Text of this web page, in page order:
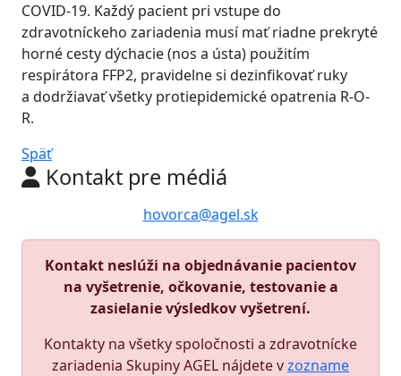
COVID-19. Každý pacient pri vstupe do
zdravotníckeho zariadenia musí mať riadne prekryté
horné cesty dýchacie (nos a ústa) použitím
respirátora FFP2, pravidelne si dezinfikovať ruky
a dodržiavať všetky protiepidemické opatrenia R-O-
R.
Späť
Kontakt pre médiá
hovorca@agel.sk
Kontakt neslúži na objednávanie pacientov
na vyšetrenie, očkovanie, testovanie a
zasielanie výsledkov vyšetrení.
Kontakty na všetky spoločnosti a zdravotnícke
zariadenia Skupiny AGEL nájdete vzozname